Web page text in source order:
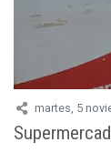
martes, 5